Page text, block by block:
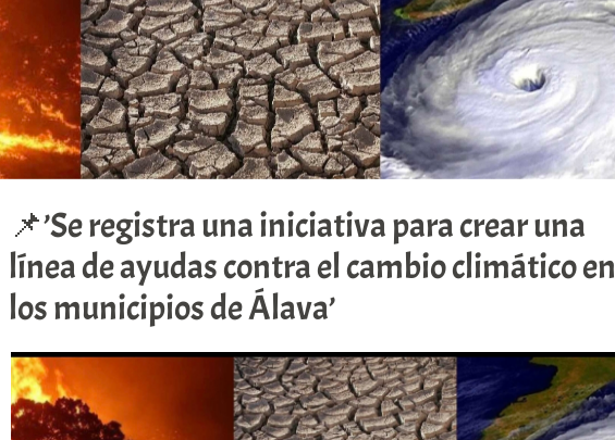
📌’Se registra una iniciativa para crear una
línea de ayudas contra el cambio climático en
los municipios de Álava’